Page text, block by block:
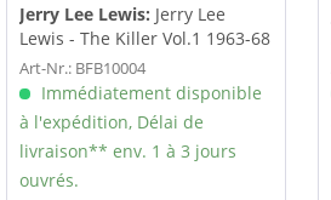
Jerry Lee Lewis: Jerry Lee
Lewis - The Killer Vol.1 1963-68
by...
Art-Nr.: BFB10004
Immédiatement disponible
à l'expédition, Délai de
livraison** env. 1 à 3 jours
ouvrés.